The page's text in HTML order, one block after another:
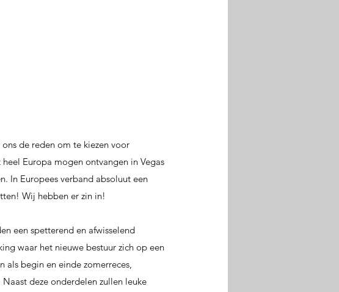
de reden om te kiezen voor
Europa mogen ontvangen in Vegas
In Europees verband absoluut een
Wij hebben er zin in!
een spetterend en afwisselend
waar het nieuwe bestuur zich op een
als begin en einde zomerreces,
deze onderdelen zullen leuke